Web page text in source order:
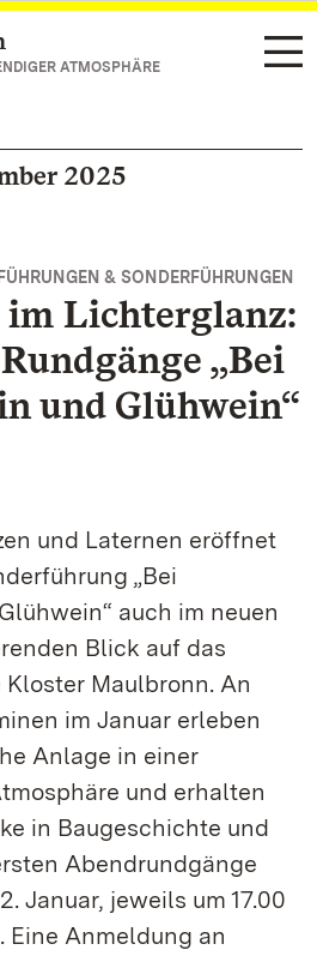
ATMOSPHÄRE
2025
& SONDERFÜHRUNGEN
im Lichterglanz:
„Bei
und Glühwein“
und Laternen eröffnet
„Bei
auch im neuen
Blick auf das
Kloster Maulbronn. An
im Januar erleben
Anlage in einer
und erhalten
in Baugeschichte und
Abendrundgänge
Januar, jeweils um 17.00
Eine Anmeldung an